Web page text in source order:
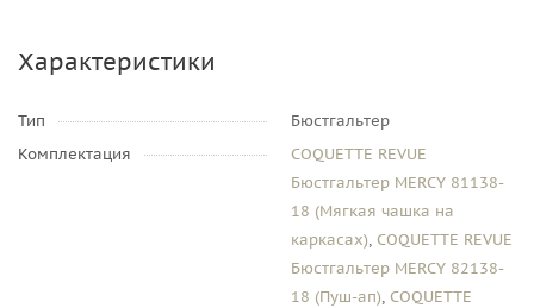
Характеристики
Тип
Бюстгальтер
Комплектация
COQUETTE REVUE
Бюстгальтер MERCY 81138-
18 (Мягкая чашка на
каркасах), COQUETTE REVUE
Бюстгальтер MERCY 82138-
18 (Пуш-ап), COQUETTE